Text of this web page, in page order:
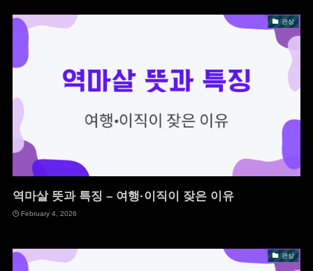
관상
역마살 뜻과 특징 – 여행·이직이 잦은 이유
February 4, 2026
관상